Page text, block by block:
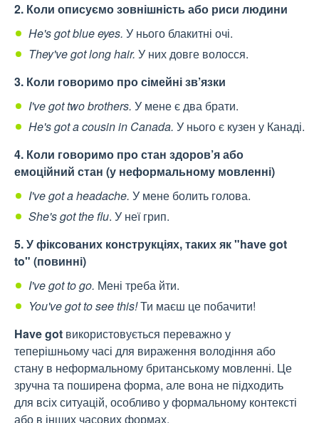
2. Коли описуємо зовнішність або риси людини
He's got blue eyes. У нього блакитні очі.
They've got long hair. У них довге волосся.
3. Коли говоримо про сімейні зв’язки
I've got two brothers. У мене є два брати.
He's got a cousin in Canada. У нього є кузен у Канаді.
4. Коли говоримо про стан здоров’я або
емоційний стан (у неформальному мовленні)
I've got a headache. У мене болить голова.
She's got the flu. У неї грип.
5. У фіксованих конструкціях, таких як "have got
to" (повинні)
I've got to go. Мені треба йти.
You've got to see this!Ти маєш це побачити!
Have got використовується переважно у
теперішньому часі для вираження володіння або
стану в неформальному британському мовленні. Це
зручна та поширена форма, але вона не підходить
для всіх ситуацій, особливо у формальному контексті
або в інших часових формах.